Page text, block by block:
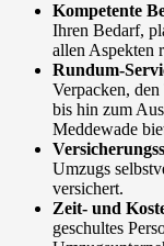
Kompetente
Ihren Bedarf,
allen Aspekten
Rundum-
Verpacken,
bis hin zum
Meddewade
Umzugs
versichert.
Zeit- und
geschultes